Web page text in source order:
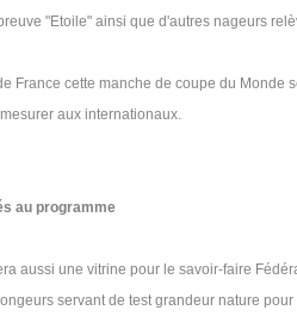
"Etoile" ainsi que d'autres nageurs
France cette manche de coupe du Monde
aux internationaux.
au programme
aussi une vitrine pour le savoir-faire
servant de test grandeur nature